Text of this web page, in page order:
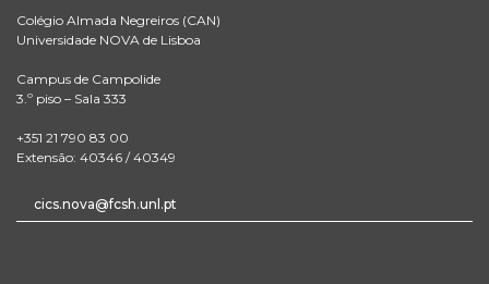
Colégio Almada Negreiros (CAN)
Universidade NOVA de Lisboa
Campus de Campolide
3.º piso – Sala 333
+351 21 790 83 00
Extensão: 40346 / 40349
cics.nova@fcsh.unl.pt